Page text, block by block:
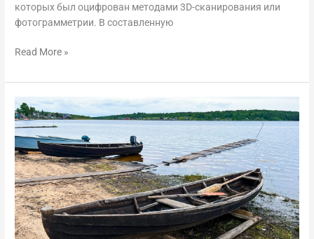
которых был оцифрован методами 3D-сканирования или
фотограмметрии. В составленную
Read More »
Кенозёрка